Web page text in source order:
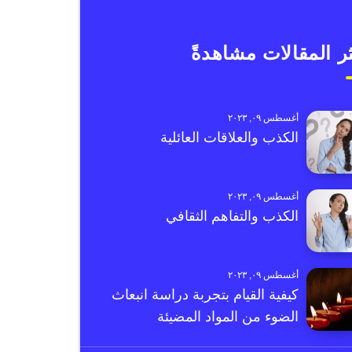
المقالات مشاهدةً
أغسطس ٠٩, ٢٠٢٣
الكذب والعلاقات العائلية
أغسطس ٠٩, ٢٠٢٣
الكذب والتفاهم الثقافي
أغسطس ٠٩, ٢٠٢٣
كيفية القيام بتجربة دراسة انبعاث
الضوء من المواد المضيئة